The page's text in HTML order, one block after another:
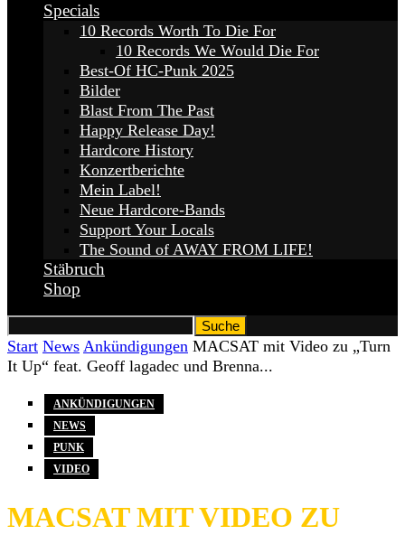
Specials
10 Records Worth To Die For
10 Records We Would Die For
Best-Of HC-Punk 2025
Bilder
Blast From The Past
Happy Release Day!
Hardcore History
Konzertberichte
Mein Label!
Neue Hardcore-Bands
Support Your Locals
The Sound of AWAY FROM LIFE!
Stäbruch
Shop
Start News Ankündigungen MACSAT mit Video zu „Turn
It Up“ feat. Geoff lagadec und Brenna...
ANKÜNDIGUNGEN
NEWS
PUNK
VIDEO
MACSAT MIT VIDEO ZU